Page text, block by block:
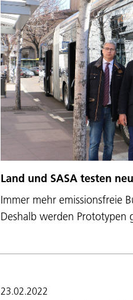
Land und SASA testen
Immer mehr emissionsfreie
Deshalb werden
23.02.2022